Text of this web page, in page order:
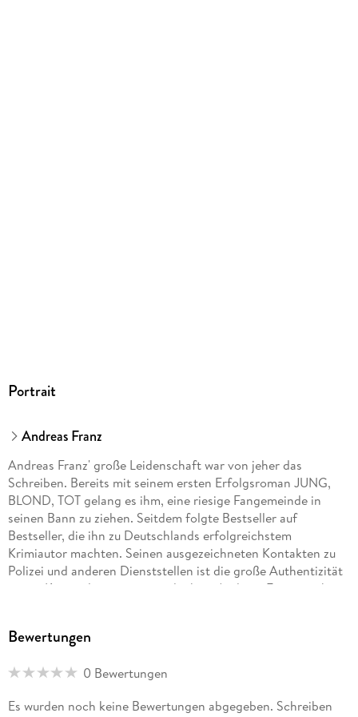
Todesmelodie
Teufelsbande
Die Hyäne
Der Fänger
Kalter Schnitt
Blutwette
Der Panther
Todesruf
Der doppelte Tod
Schwarze Dame
Portrait
Andreas Franz
Andreas Franz' große Leidenschaft war von jeher das
Schreiben. Bereits mit seinem ersten Erfolgsroman JUNG,
BLOND, TOT gelang es ihm, eine riesige Fangemeinde in
seinen Bann zu ziehen. Seitdem folgte Bestseller auf
Bestseller, die ihn zu Deutschlands erfolgreichstem
Krimiautor machten. Seinen ausgezeichneten Kontakten zu
Polizei und anderen Dienststellen ist die große Authentizität
seiner Kriminalromane zu verdanken. Andreas Franz starb im
oberhessischen Vogelsbergkreis. Insbesondere Krimis rund
Bewertungen
0 Bewertungen
Es wurden noch keine Bewertungen abgegeben. Schreiben